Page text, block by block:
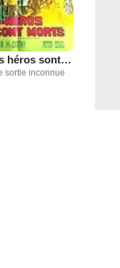
Tous les héros sont morts
sortie inconnue